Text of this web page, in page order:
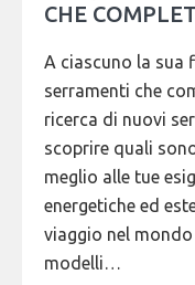
CHE
A ciascuno la sua
serramenti che
ricerca di nuovi
scoprire quali
meglio alle tue
energetiche ed
viaggio nel
modelli…